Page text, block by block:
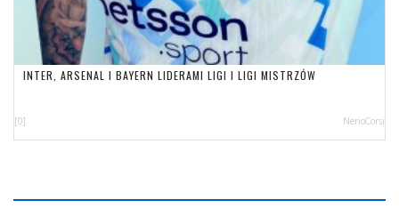
INTER, ARSENAL I BAYERN LIDERAMI LIGI I LIGI MISTRZÓW
[0] NerioCorsi